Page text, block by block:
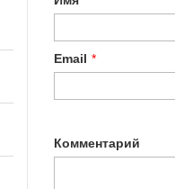
Email *
Комментарий